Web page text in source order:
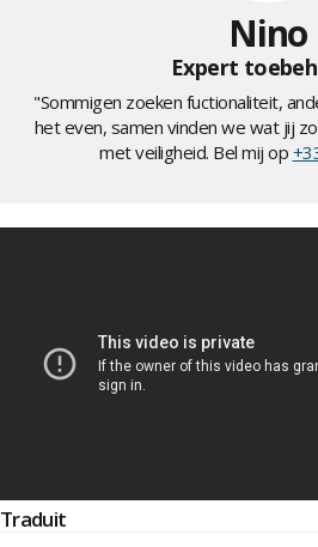
Nino
Expert
"Sommigen zoeken fuctionaliteit,
het even, samen vinden we wat jij
met veiligheid. Bel mij op
Traduit